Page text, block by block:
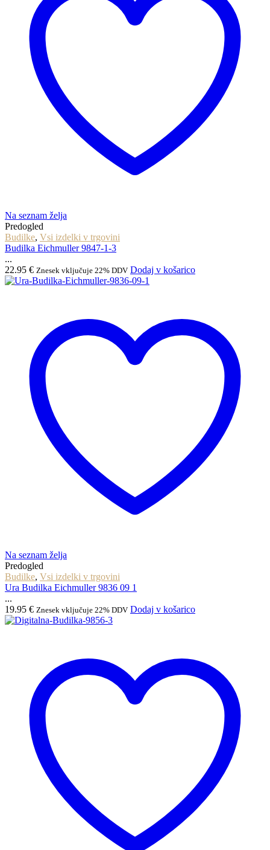
Na seznam želja
Predogled
Budilke, Vsi izdelki v trgovini
Budilka Eichmuller 9847-1-3
...
22.95 € Znesek vključuje 22% DDV Dodaj v košarico
Na seznam želja
Predogled
Budilke, Vsi izdelki v trgovini
Ura Budilka Eichmuller 9836 09 1
...
19.95 € Znesek vključuje 22% DDV Dodaj v košarico